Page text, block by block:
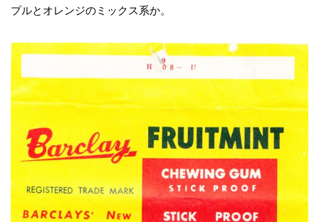
プルとオレンジのミックス系か。